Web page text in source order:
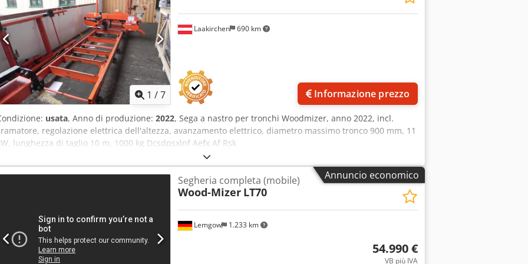
850mm Larghezza lama 100 mm Motore di azionamento 22 kW Lunghezza: 11 m con timone Larghezza:
m Altezza: 2,70 m Peso: 3500 kg Supporto verticale: 5,00 Torci tronchi: 1,00 Livellamento con artigli:
Rulliere per tronchi: 2,00 Pre-tagliatore: 1,00 Omologazione ufficiale per freno inerziale: 1,00
PLC Lama a nastro 6000x100x1,1 stellite Lubrificazione ad acqua con fusto da 20 litri Fusto da 20
litri e ugello montati sulla guida della lama Rotatore a catena: 2,00 Estensione: 3 m senza traversa
Cassetto per truccioli
1 /7
Laakirchen 690 km
Informazione prezzo
usata, Anno di produzione: 2022, Sega a nastro per tronchi Woodmizer, anno 2022, incl.
regolazione elettrica dell'altezza, avanzamento elettrico, diametro massimo tronco 900 mm, 11
lunghezza di taglio 10 m, 1000 kg Dcsdpsxlnf Aefx Af Rsk
Annuncio economico
Lemgow 1.233 km
Segheria completa (mobile)
Wood-Mizer LT70
54.990 €
VB più IVA